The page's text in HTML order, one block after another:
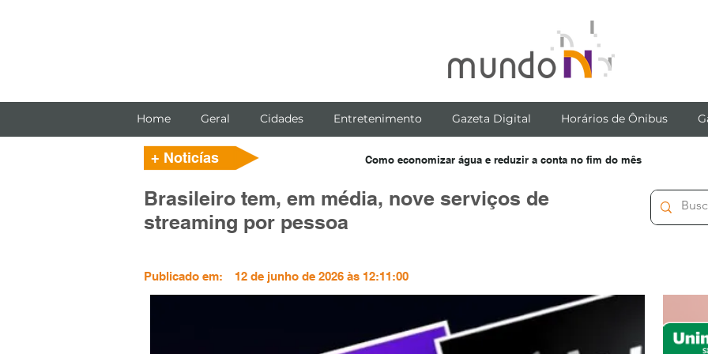
Home Geral Cidades Entretenimento Gazeta Digital Horários de Ônibus
Como economizar água e reduzir a conta no fim do mês
+ Noticías
Brasileiro tem, em média, nove serviços de
streaming por pessoa
Publicado em: 12 de junho de 2026 às 12:11:00